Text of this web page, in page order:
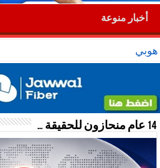
أخبار منوعة
14 عام منحازون للحقيقة …